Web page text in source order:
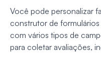
Você pode personalizar
construtor de formulários
com vários tipos de
para coletar avaliações,